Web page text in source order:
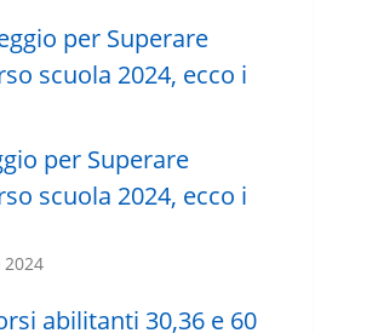
per Superare
scuola 2024, ecco i
2024